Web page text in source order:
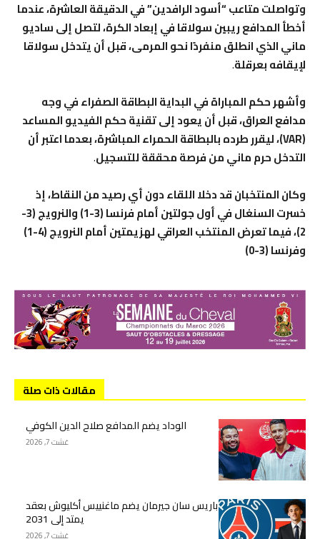
وتواصلت متاعب “أسود الرافدين” في الدقيقة العاشرة، عندما
أخطأ المدافع ريبين سولاقا في إبعاد الكرة، لتصل إلى ساديو
ماني الذي انطلق منفردًا نحو المرمى، قبل أن يتدخل سولاقا
لإيقافه بعرقلة.
وأشهر حكم المباراة في البداية البطاقة الصفراء في وجه
مدافع العراق، قبل أن يعود إلى تقنية حكم الفيديو المساعد
(VAR)، ليقرر طرده بالبطاقة الحمراء المباشرة، بعدما اعتبر أن
التدخل حرم ماني من فرصة محققة للتسجيل.
وكان المنتخبان قد دخلا اللقاء دون أي رصيد من النقاط، إذ
خسرت السنغال في أول جولتين أمام فرنسا (3-1) والنرويج (3-
2)، فيما تعرض المنتخب العراقي لهزيمتين أمام النرويج (4-1)
وفرنسا (3-0)
مقالات ذات صلة
الوداد يضم المدافع صلاح الدين الكوفي
غشت 7, 2026
باريس سان جيرمان يضم ماغنييس أكليوش بعقد
يمتد إلى 2031
غشت 7, 2026